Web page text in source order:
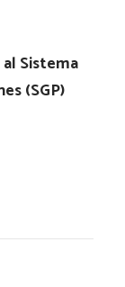
Sistema
(SGP)